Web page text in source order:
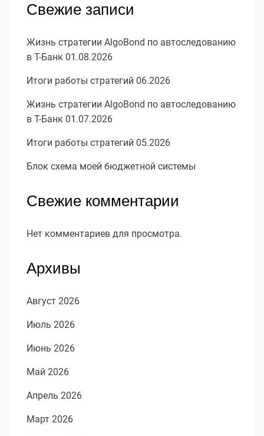
Свежие записи
Жизнь стратегии AlgoBond по автоследованию
в Т-Банк 01.08.2026
Итоги работы стратегий 06.2026
Жизнь стратегии AlgoBond по автоследованию
в Т-Банк 01.07.2026
Итоги работы стратегий 05.2026
Блок схема моей бюджетной системы
Свежие комментарии
Нет комментариев для просмотра.
Архивы
Август 2026
Июль 2026
Июнь 2026
Май 2026
Апрель 2026
Март 2026